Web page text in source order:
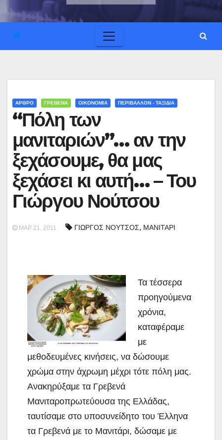
ΑΡΘΡΟ ΓΡΕΒΕΝΑ ΟΙΚΟΝΟΜΙΑ ΠΕΡΙΒΑΛΛΟΝ - ΤΑΞΙΔΙΑ
“Πόλη των
μανιταριών”… αν την
ξεχάσουμε, θα μας
ξεχάσει κι αυτή… – Του
Γιώργου Νούτσου
ΜΑΡ 21, 2011 ΓΙΩΡΓΟΣ ΝΟΥΤΣΟΣ, ΜΑΝΙΤΑΡΙ
Τα τέσσερα
προηγούμενα
χρόνια,
καταφέραμε
με
μεθοδευμένες κινήσεις, να δώσουμε
χρώμα στην άχρωμη μέχρι τότε πόλη μας.
Ανακηρύξαμε τα Γρεβενά
Μανιταροπρωτεύουσα της Ελλάδας,
ταυτίσαμε στο υποσυνείδητο του Έλληνα
τα Γρεβενά με το Μανιτάρι, δώσαμε με